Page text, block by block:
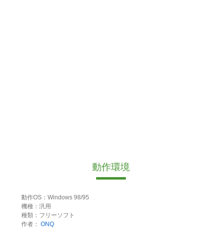
動作環境
動作OS：Windows 98/95
機種：汎用
種類：フリーソフト
作者： ONQ